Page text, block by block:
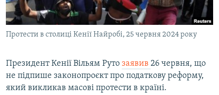
ПОДКАСТИ
КРИМ РЕАЛІЇ
УКР
КТАТ
Протести в столиці Кенії Найробі, 25 червня 2024 року
Президент Кенії Вільям Руто заявив 26 червня, що
не підпише законопроєкт про податкову реформу,
який викликав масові протести в країні.